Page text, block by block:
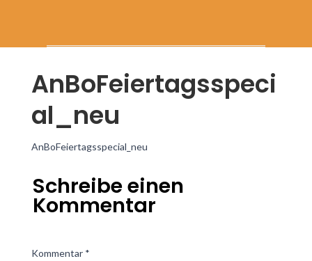
AnBoFeiertagsspeci
al_neu
AnBoFeiertagsspecial_neu
Schreibe einen
Kommentar
Kommentar *